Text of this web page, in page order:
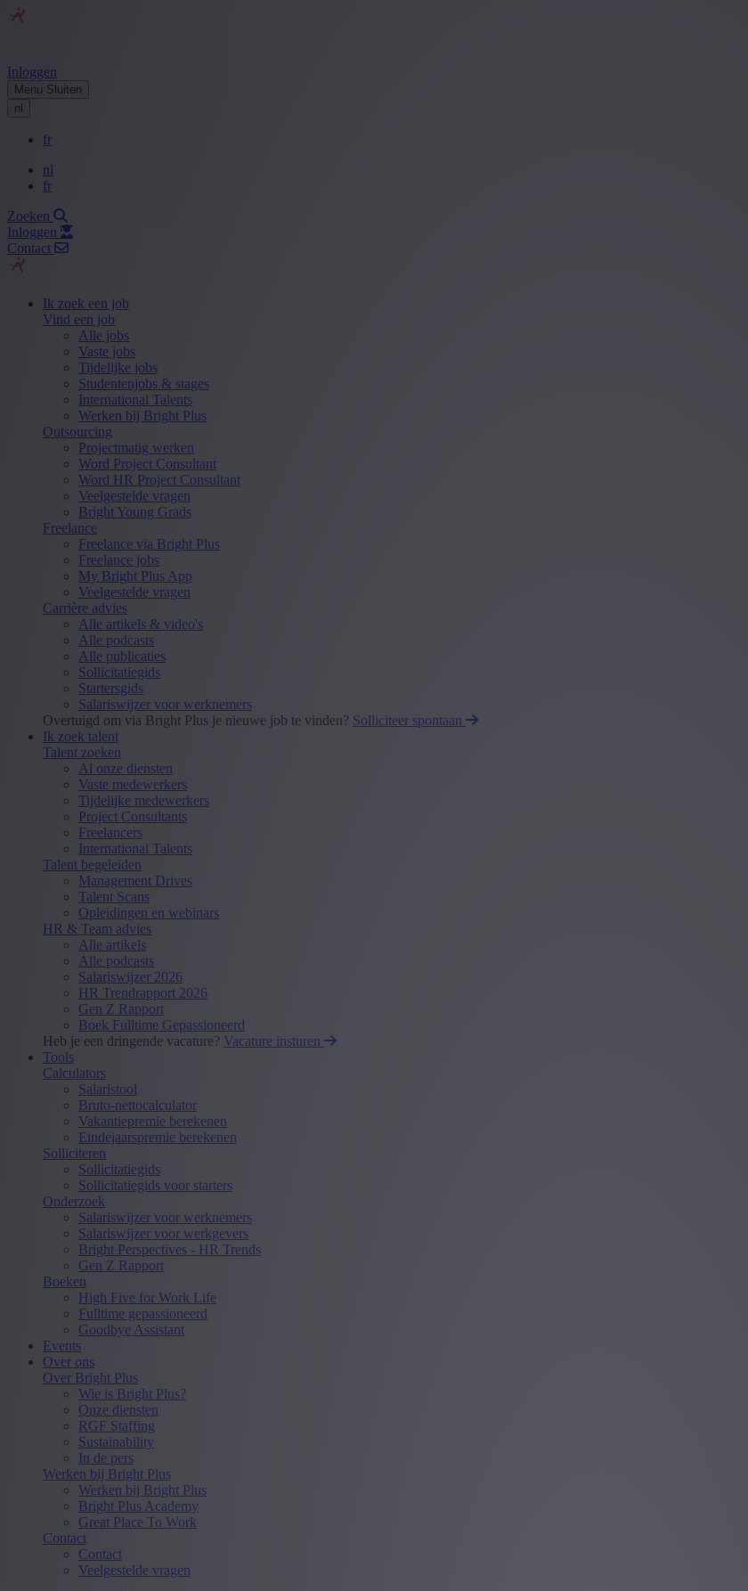
Inloggen
Menu Sluiten
nl
fr
nl
fr
Zoeken
Inloggen
Contact
Ik zoek een job
Vind een job
Alle jobs
Vaste jobs
Tijdelijke jobs
Studentenjobs & stages
International Talents
Werken bij Bright Plus
Outsourcing
Projectmatig werken
Word Project Consultant
Word HR Project Consultant
Veelgestelde vragen
Bright Young Grads
Freelance
Freelance via Bright Plus
Freelance jobs
My Bright Plus App
Veelgestelde vragen
Carrière advies
Alle artikels & video's
Alle podcasts
Alle publicaties
Sollicitatiegids
Startersgids
Salariswijzer voor werknemers
Overtuigd om via Bright Plus je nieuwe job te vinden? Solliciteer spontaan
Ik zoek talent
Talent zoeken
Al onze diensten
Vaste medewerkers
Tijdelijke medewerkers
Project Consultants
Freelancers
International Talents
Talent begeleiden
Management Drives
Talent Scans
Opleidingen en webinars
HR & Team advies
Alle artikels
Alle podcasts
Salariswijzer 2026
HR Trendrapport 2026
Gen Z Rapport
Boek Fulltime Gepassioneerd
Heb je een dringende vacature? Vacature insturen
Tools
Calculators
Salaristool
Bruto-nettocalculator
Vakantiepremie berekenen
Eindejaarspremie berekenen
Solliciteren
Sollicitatiegids
Sollicitatiegids voor starters
Onderzoek
Salariswijzer voor werknemers
Salariswijzer voor werkgevers
Bright Perspectives - HR Trends
Gen Z Rapport
Boeken
High Five for Work Life
Fulltime gepassioneerd
Goodbye Assistant
Events
Over ons
Over Bright Plus
Wie is Bright Plus?
Onze diensten
RGF Staffing
Sustainability
In de pers
Werken bij Bright Plus
Werken bij Bright Plus
Bright Plus Academy
Great Place To Work
Contact
Contact
Veelgestelde vragen